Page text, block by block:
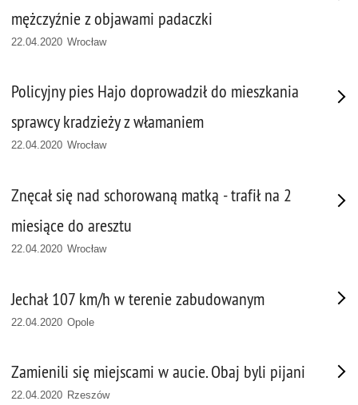
mężczyźnie z objawami padaczki
22.04.2020 Wrocław
Policyjny pies Hajo doprowadził do mieszkania
sprawcy kradzieży z włamaniem
22.04.2020 Wrocław
Znęcał się nad schorowaną matką - trafił na 2
miesiące do aresztu
22.04.2020 Wrocław
Jechał 107 km/h w terenie zabudowanym
22.04.2020 Opole
Zamienili się miejscami w aucie. Obaj byli pijani
22.04.2020 Rzeszów